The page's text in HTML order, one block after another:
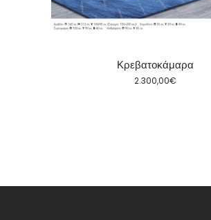
Κρεβατοκάμαρα
2.300,00€